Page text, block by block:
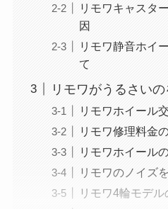
リモワキャスタ
因
リモワ静音ホイ
て
リモワがうるさい
リモワホイール
リモワ修理料金
リモワホイール
リモワのノイズ
リモワ4輪モデ